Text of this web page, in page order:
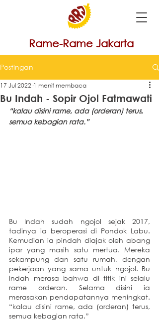
Rame-Rame Jakarta
Postingan
Bu Indah - Sopir Ojol Fatmawati
17 Jul 2022 1 menit membaca
“kalau disini rame, ada (orderan) terus,
semua kebagian rata.”
Bu Indah sudah ngojol sejak 2017,
tadinya ia beroperasi di Pondok Labu.
Kemudian ia pindah diajak oleh abang
ipar yang masih satu mertua. Mereka
sekampung dan satu rumah, dengan
pekerjaan yang sama untuk ngojol. Bu
Indah merasa bahwa di titik ini selalu
rame orderan. Selama disini ia
merasakan pendapatannya meningkat.
“kalau disini rame, ada (orderan) terus,
semua kebagian rata.”